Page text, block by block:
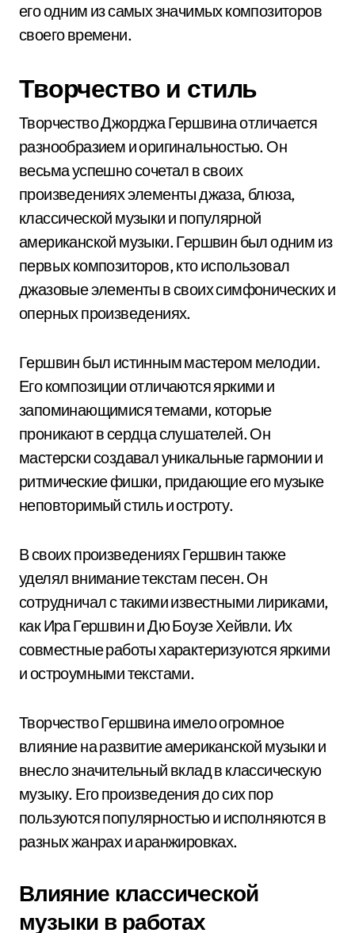
его одним из самых значимых композиторов
своего времени.
Творчество и стиль
Творчество Джорджа Гершвина отличается
разнообразием и оригинальностью. Он
весьма успешно сочетал в своих
произведениях элементы джаза, блюза,
классической музыки и популярной
американской музыки. Гершвин был одним из
первых композиторов, кто использовал
джазовые элементы в своих симфонических и
оперных произведениях.
Гершвин был истинным мастером мелодии.
Его композиции отличаются яркими и
запоминающимися темами, которые
проникают в сердца слушателей. Он
мастерски создавал уникальные гармонии и
ритмические фишки, придающие его музыке
неповторимый стиль и остроту.
В своих произведениях Гершвин также
уделял внимание текстам песен. Он
сотрудничал с такими известными лириками,
как Ира Гершвин и Дю Боузе Хейвли. Их
совместные работы характеризуются яркими
и остроумными текстами.
Творчество Гершвина имело огромное
влияние на развитие американской музыки и
внесло значительный вклад в классическую
музыку. Его произведения до сих пор
пользуются популярностью и исполняются в
разных жанрах и аранжировках.
Влияние классической
музыки в работах